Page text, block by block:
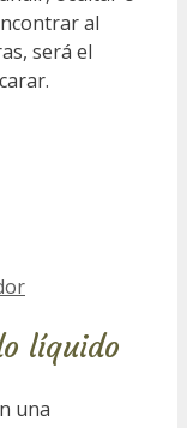
al
será el
líquido
una